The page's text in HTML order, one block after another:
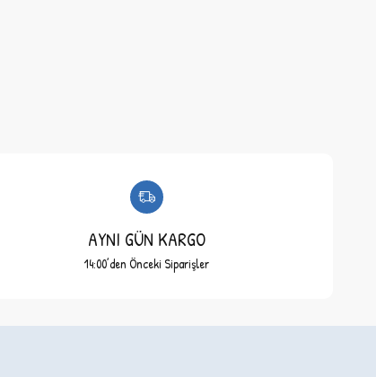
AYNI GÜN KARGO
14:00’den Önceki Siparişler